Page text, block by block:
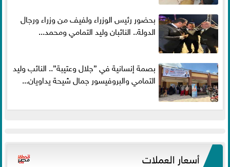
بحضور رئيس الوزراء ولفيف من وزراء ورجال
الدولة.. النائبان وليد التمامي ومحمد...
بصمة إنسانية في ”جلال وعتيبة”.. النائب وليد
التمامي والبروفيسور جمال شيحة يداويان...
أسعار العملات